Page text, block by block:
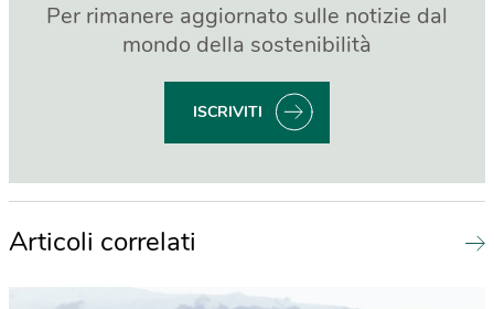
Per rimanere aggiornato sulle notizie dal
mondo della sostenibilità
ISCRIVITI
Articoli correlati